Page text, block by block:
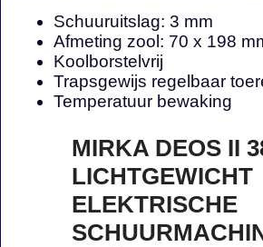
Schuuruitslag: 3 mm
Afmeting zool: 70 x 198
Koolborstelvrij
Trapsgewijs regelbaar
Temperatuur bewaking
MIRKA DEOS II
LICHTGEWICHT
ELEKTRISCHE